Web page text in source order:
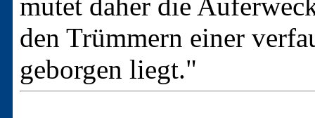
den Trümmern einer
geborgen liegt."